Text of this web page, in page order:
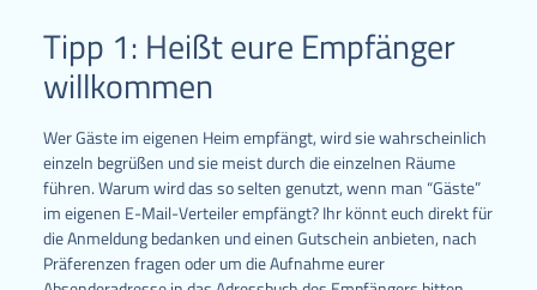
Tipp 1: Heißt eure Empfänger
willkommen
Wer Gäste im eigenen Heim empfängt, wird sie wahrscheinlich
einzeln begrüßen und sie meist durch die einzelnen Räume
führen. Warum wird das so selten genutzt, wenn man “Gäste”
im eigenen E-Mail-Verteiler empfängt? Ihr könnt euch direkt für
die Anmeldung bedanken und einen Gutschein anbieten, nach
Präferenzen fragen oder um die Aufnahme eurer